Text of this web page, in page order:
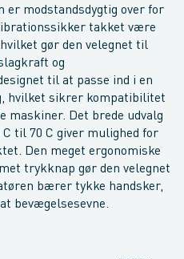
er modstandsdygtig over for
takket være
gør den velegnet til
og
til at passe ind i en
hvilket sikrer kompatibilitet
maskiner. Det brede udvalg
til 70 C giver mulighed for
Den meget ergonomiske
trykknap gør den velegnet
bærer tykke handsker,
bevægelsesevne.